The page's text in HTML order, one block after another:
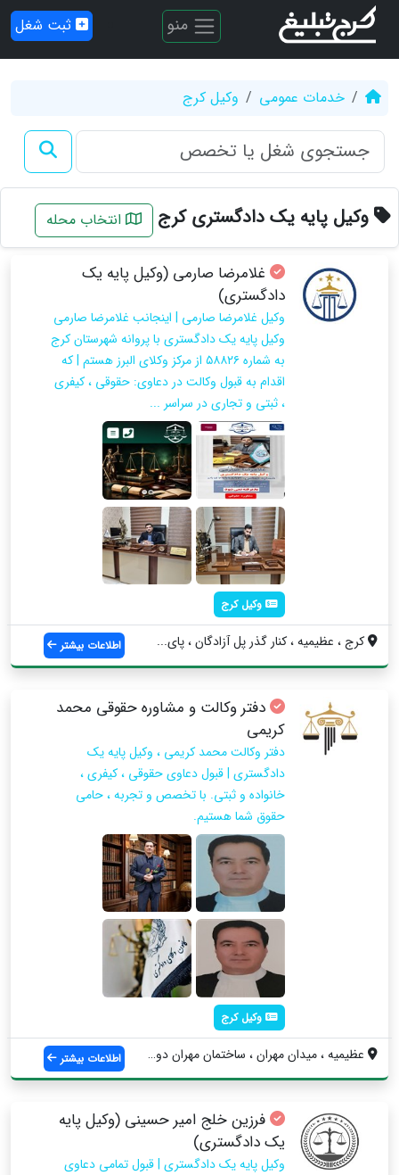
منو ثبت شغل
خدمات عمومی وکیل کرج
وکیل پایه یک دادگستری کرج انتخاب محله
غلامرضا صارمی (وکیل پایه یک
دادگستری)
وکیل غلامرضا صارمی | اینجانب غلامرضا صارمی
وکیل پایه یک دادگستری با پروانه شهرستان کرج
به شماره ۵۸۸۲۶ از مرکز وکلای البرز هستم | که
اقدام به قبول وکالت در دعاوی: حقوقی ، کیفری
، ثبتی و تجاری در سراسر ...
وکیل کرج
کرج ، عظیمیه ، کنار گذر پل آزادگان ، پای... اطلاعات بیشتر
دفتر وکالت و مشاوره حقوقی محمد
کریمی
دفتر وکالت محمد کریمی ، وکیل پایه یک
دادگستری | قبول دعاوی حقوقی ، کیفری ،
خانواده و ثبتی. با تخصص و تجربه ، حامی
حقوق شما هستیم.
وکیل کرج
عظیمیه ، میدان مهران ، ساختمان مهران دو ... اطلاعات بیشتر
فرزین خلج امیر حسینی (وکیل پایه
یک دادگستری)
وکیل پایه یک دادگستری | قبول تمامی دعاوی